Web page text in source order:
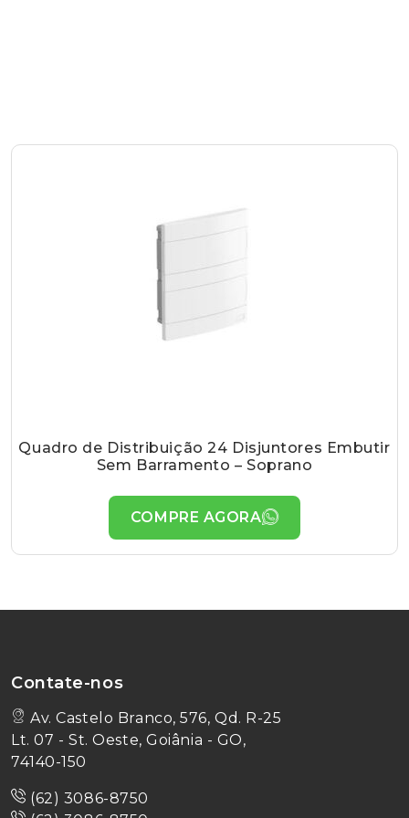
Quadro de Distribuição 24 Disjuntores Embutir
Sem Barramento – Soprano
COMPRE AGORA
Contate-nos
Av. Castelo Branco, 576, Qd. R-25
Lt. 07 - St. Oeste, Goiânia - GO,
74140-150
(62) 3086-8750